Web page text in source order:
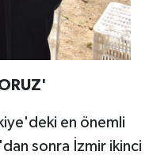
en önemli
sonra İzmir ikinci